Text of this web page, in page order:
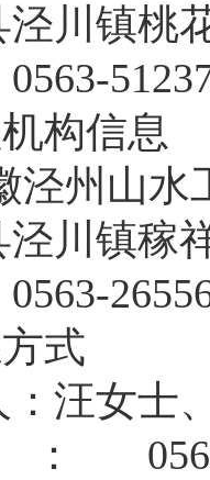
川镇桃
0563-
构信息
泾州山水
川镇稼
0563-
式
汪女士
：